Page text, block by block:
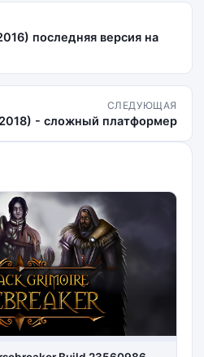
последняя версия на
СЛЕДУЮЩАЯ
- сложный платформер